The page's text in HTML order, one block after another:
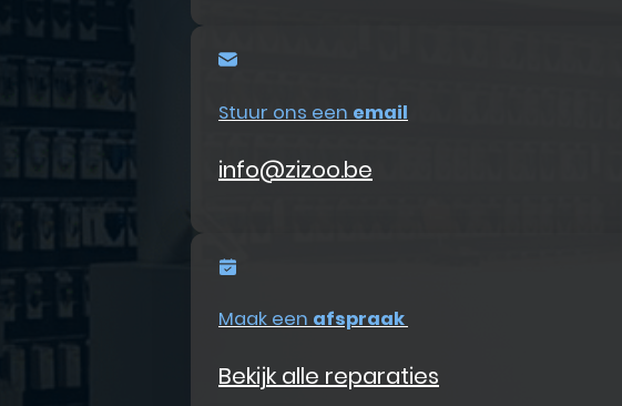
Stuur ons een email
info@zizoo.be
Maak een afspraak
Bekijk alle reparaties